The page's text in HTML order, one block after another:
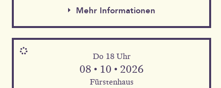
Mehr Informationen
Do 18 Uhr
08 • 10 • 2026
Fürstenhaus